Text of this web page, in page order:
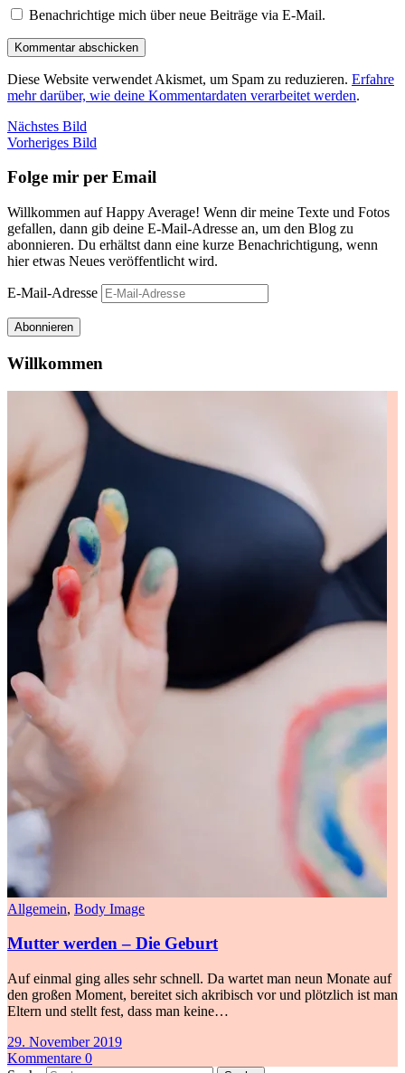
Benachrichtige mich über neue Beiträge via E-Mail.
Diese Website verwendet Akismet, um Spam zu reduzieren. Erfahre
mehr darüber, wie deine Kommentardaten verarbeitet werden.
Nächstes Bild
Vorheriges Bild
Folge mir per Email
Willkommen auf Happy Average! Wenn dir meine Texte und Fotos
gefallen, dann gib deine E-Mail-Adresse an, um den Blog zu
abonnieren. Du erhältst dann eine kurze Benachrichtigung, wenn
hier etwas Neues veröffentlicht wird.
E-Mail-Adresse
Abonnieren
Willkommen
Allgemein, Body Image
Mutter werden – Die Geburt
Auf einmal ging alles sehr schnell. Da wartet man neun Monate auf
den großen Moment, bereitet sich akribisch vor und plötzlich ist man
Eltern und stellt fest, dass man keine…
29. November 2019
Kommentare 0